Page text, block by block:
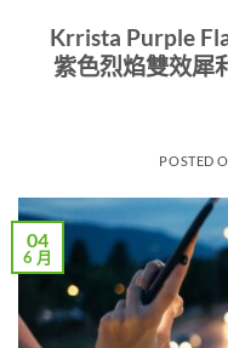
Krrista Purple
紫色烈焰雙效犀
POSTED
04
6 月